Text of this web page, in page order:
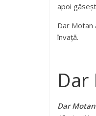
apoi
Dar Motan
învață.
Dar